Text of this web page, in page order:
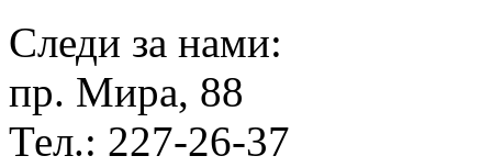
Следи за нами:
пр. Мира, 88
Тел.: 227-26-37